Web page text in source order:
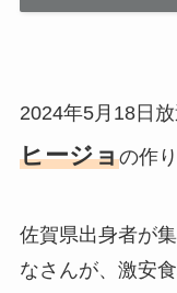
2024年5月18日放
ヒージョの作
佐賀県出身者が
なさんが、激安